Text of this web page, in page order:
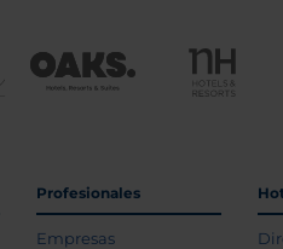
Profesionales
Empresas